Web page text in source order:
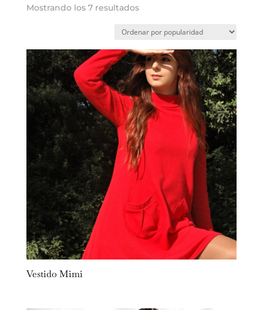
Mostrando los 7 resultadosOrdenado
popularidad
Vestido Mimi